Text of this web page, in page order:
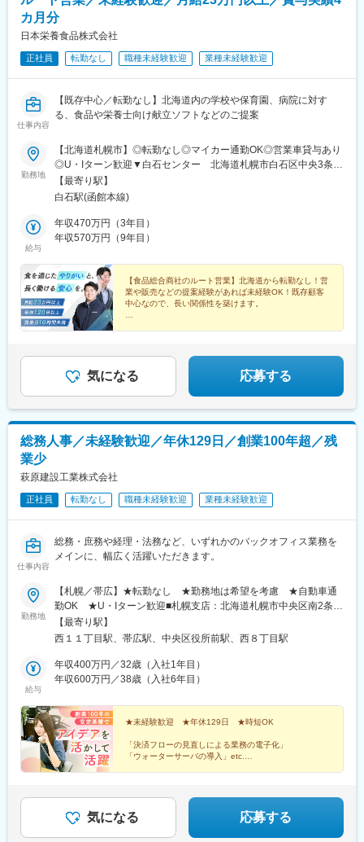
カ月分
日本栄養食品株式会社
正社員 転勤なし 職種未経験歓迎 業種未経験歓迎
仕事内容
【既存中心／転勤なし】北海道内の学校や保育園、病院に対す
る、食品や栄養士向け献立ソフトなどのご提案
勤務地
【北海道札幌市】◎転勤なし◎マイカー通勤OK◎営業車貸与あり
◎U・Iターン歓迎▼白石センター 北海道札幌市白石区中央3条3-
2-1☆JR線「白石駅」より車で4分☆中央バス「中央3条4丁目」よ
り徒歩5分＜勤務先について＞今回新たにお迎えするあなたの配属
業部以外に営業事務や仕入れ部門、配送や管理部門が1つの事務所
に集結しており、同フロアには休憩場所を兼ねた社員食堂も完
社屋内には商談スペース、応接室、会議室などのオフィス機能は
もちろん、クリーンルームや冷凍倉庫、常温倉庫、冷蔵倉庫を備
えており受注から配送に至るすべての機能が集約されていま
す。 ※受動喫煙対策あり
【最寄り駅】
白石駅(函館本線)
給与
年収470万円（3年目）
年収570万円（9年目）
【食品総合商社のルート営業】北海道から転勤なし！営
業や販売などの提案経験があれば未経験OK！既存顧客
中心なので、長い関係性を築けます。
気になる 応募する
総務人事／未経験歓迎／年休129日／創業100年超／残
業少
萩原建設工業株式会社
正社員 転勤なし 職種未経験歓迎 業種未経験歓迎
仕事内容
総務・庶務や経理・法務など、いずれかのバックオフィス業務を
メインに、幅広く活躍いただきます。
勤務地
【札幌／帯広】★転勤なし ★勤務地は希望を考慮 ★自動車通
勤OK ★U・Iターン歓迎■札幌支店：北海道札幌市中央区南2条西
10丁目5番3 PPCビル6階《最寄り駅》地下鉄東西線「西11丁目
駅」より徒歩3分■本社：北海道帯広市東7条南8丁目2番地《最寄
【最寄り駅】
西１１丁目駅、帯広駅、中央区役所前駅、西８丁目駅
給与
年収400万円／32歳（入社1年目）
年収600万円／38歳（入社6年目）
★未経験歓迎 ★年休129日 ★時短OK
「決済フローの見直しによる業務の電子化」
「ウォーターサーバの導入」etc.
気になる 応募する